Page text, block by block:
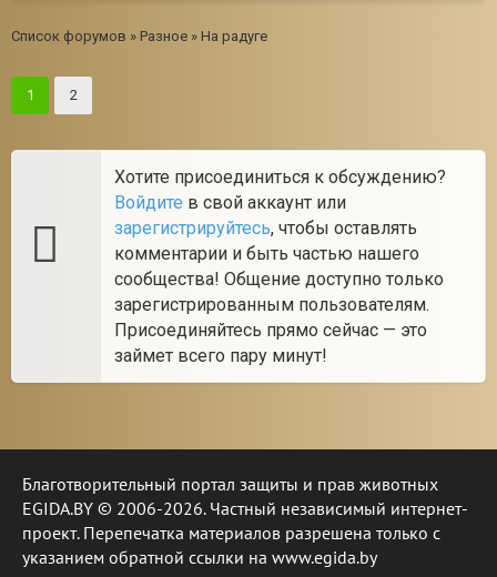
Список форумов » Разное » На радуге
1 2
Хотите присоединиться к обсуждению?
Войдите в свой аккаунт или
зарегистрируйтесь, чтобы оставлять
комментарии и быть частью нашего
сообщества! Общение доступно только
зарегистрированным пользователям.
Присоединяйтесь прямо сейчас — это
займет всего пару минут!
Благотворительный портал защиты и прав животных
EGIDA.BY © 2006-2026. Частный независимый интернет-
проект. Перепечатка материалов разрешена только с
указанием обратной ссылки на www.egida.by